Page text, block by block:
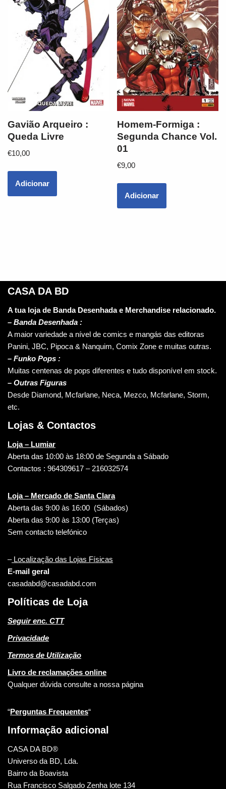
Gavião Arqueiro :
Queda Livre
€10,00
Adicionar
Homem-Formiga :
Segunda Chance Vol.
01
€9,00
Adicionar
CASA DA BD
A tua loja de Banda Desenhada e Merchandise relacionado.
– Banda Desenhada :
A maior variedade a nível de comics e mangás das editoras
Panini, JBC, Pipoca & Nanquim, Comix Zone e muitas outras.
– Funko Pops :
Muitas centenas de pops diferentes e tudo disponível em stock.
– Outras Figuras
Desde Diamond, Mcfarlane, Neca, Mezco, Mcfarlane, Storm,
etc.
Lojas & Contactos
Loja – Lumiar
Aberta das 10:00 às 18:00 de Segunda a Sábado
Contactos : 964309617 – 216032574
Loja – Mercado de Santa Clara
Aberta das 9:00 às 16:00 (Sábados)
Aberta das 9:00 às 13:00 (Terças)
Sem contacto telefónico
–Localização das Lojas Físicas
E-mail geral
casadabd@casadabd.com
Políticas de Loja
Seguir enc. CTT
Privacidade
Termos de Utilização
Livro de reclamações online
Qualquer dúvida consulte a nossa página
“Perguntas Frequentes“
Informação adicional
CASA DA BD®
Universo da BD, Lda.
Bairro da Boavista
Rua Francisco Salgado Zenha lote 134